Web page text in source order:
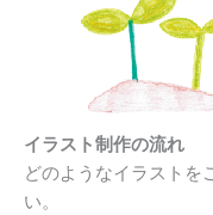
イラスト制作の流れ
どのようなイラストを
い。